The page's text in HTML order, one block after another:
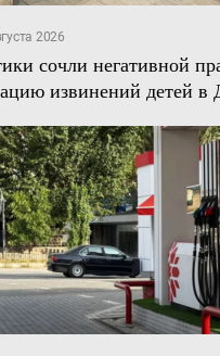
2026
сочли негативной
извинений детей в